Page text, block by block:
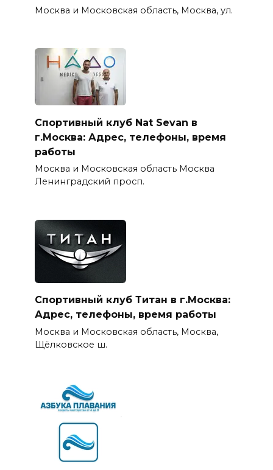
Москва и Московская область, Москва, ул.
Спортивный клуб Nat Sevan в
г.Москва: Адрес, телефоны, время
работы
Москва и Московская область Москва
Ленинградский просп.
Спортивный клуб Титан в г.Москва:
Адрес, телефоны, время работы
Москва и Московская область, Москва,
Щёлковское ш.